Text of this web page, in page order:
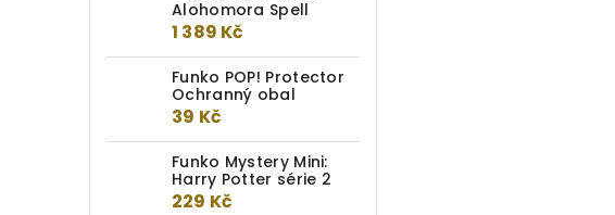
Alohomora Spell
1 389 Kč
Funko POP! Protector
Ochranný obal
39 Kč
Funko Mystery Mini:
Harry Potter série 2
229 Kč